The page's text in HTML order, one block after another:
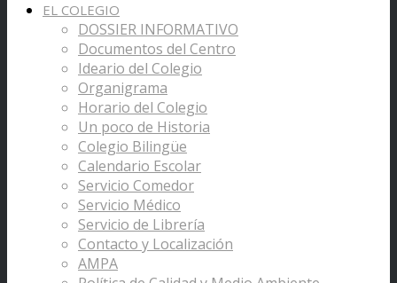
EL COLEGIO
DOSSIER INFORMATIVO
Documentos del Centro
Ideario del Colegio
Organigrama
Horario del Colegio
Un poco de Historia
Colegio Bilingüe
Calendario Escolar
Servicio Comedor
Servicio Médico
Servicio de Librería
Contacto y Localización
AMPA